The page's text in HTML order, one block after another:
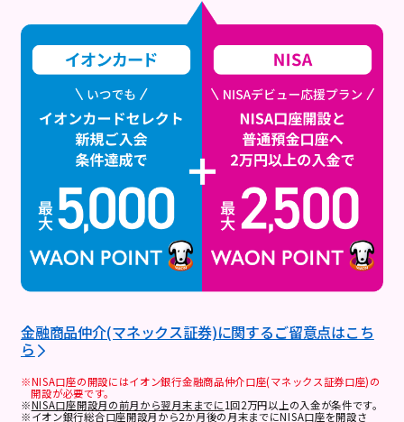
金融商品仲介(マネックス証券)に関するご留意点はこち
ら
※NISA口座の開設にはイオン銀行金融商品仲介口座(マネックス証券口座)の
開設が必要です。
※NISA口座開設月の前月から翌月末までに1回2万円以上の入金が条件です。
※イオン銀行総合口座開設月から2か月後の月末までにNISA口座を開設さ